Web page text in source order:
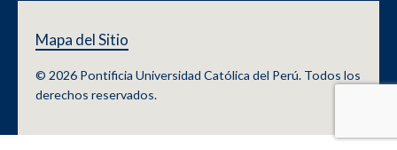
© 2026 Pontificia Universidad Católica del Perú. Todos los
derechos reservados.
Mapa del Sitio